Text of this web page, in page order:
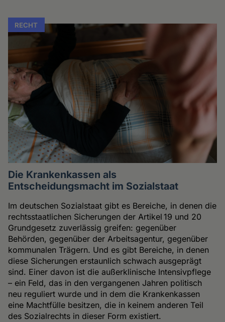
RECHT
Die Krankenkassen als
Entscheidungsmacht im Sozialstaat
Im deutschen Sozialstaat gibt es Bereiche, in denen die
rechtsstaatlichen Sicherungen der Artikel 19 und 20
Grundgesetz zuverlässig greifen: gegenüber
Behörden, gegenüber der Arbeitsagentur, gegenüber
kommunalen Trägern. Und es gibt Bereiche, in denen
diese Sicherungen erstaunlich schwach ausgeprägt
sind. Einer davon ist die außerklinische Intensivpflege
– ein Feld, das in den vergangenen Jahren politisch
neu reguliert wurde und in dem die Krankenkassen
eine Machtfülle besitzen, die in keinem anderen Teil
des Sozialrechts in dieser Form existiert.